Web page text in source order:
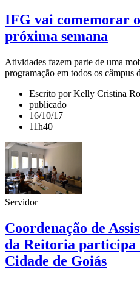
IFG vai comemorar
próxima semana
Atividades fazem parte de uma
programação em todos os câmpus
Escrito por Kelly Cristina
publicado
16/10/17
11h40
Servidor
Coordenação de
da Reitoria participa
Cidade de Goiás